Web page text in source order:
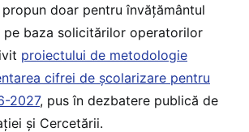
doar pentru învățământul
pe baza solicitărilor operatorilor
proiectului de metodologie
cifrei de școlarizare pentru
2027, pus în dezbatere publică de
și Cercetării.